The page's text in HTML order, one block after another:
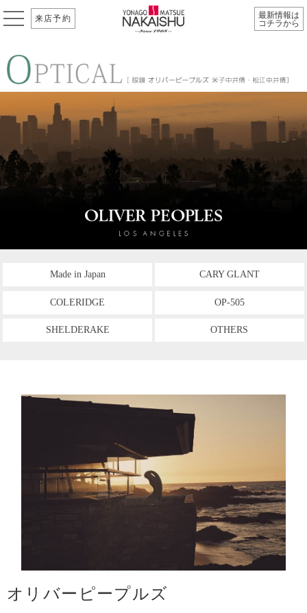
来店予約
最新情報は
コチラから
Made in Japan CARY GLANT
COLERIDGE OP-505
SHELDERAKE OTHERS
オリバーピープルズ